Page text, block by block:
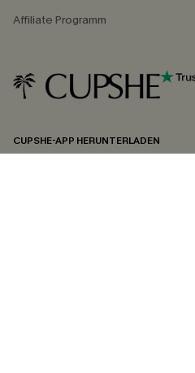
Affiliate Programm
CUPSHE-APP HERUNTERLADEN